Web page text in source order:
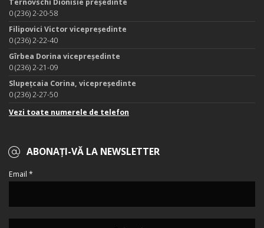
Ternovschi Dionisie președinte
0 (236) 2-20-58
Filipovici Victor vicepreședinte
0 (236) 2-22-40
Gîrbea Dorina vicepreședinte
0 (236) 2-21-09
Slupețcaia Corina, vicepreședinte
0 (236) 2-27-50
Vezi toate numerele de telefon
ABONAȚI-VĂ LA NEWSLETTER
Email *